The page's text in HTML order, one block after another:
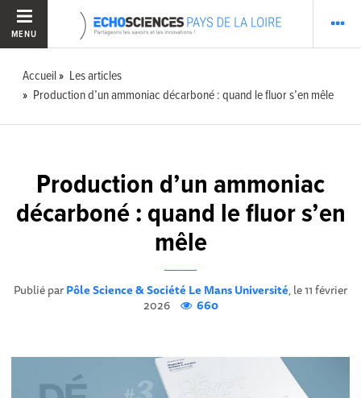
MENU
Accueil
Les articles
Production d’un ammoniac décarboné : quand le fluor s’en mêle
Production d’un ammoniac
décarboné : quand le fluor s’en
mêle
Publié parPôle Science & Société Le Mans Université, le 11 février
2026
660